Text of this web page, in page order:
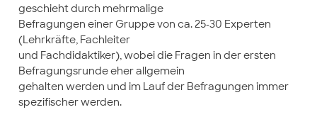
geschieht durch mehrmalige
Befragungen einer Gruppe von ca. 25-30 Experten
(Lehrkräfte, Fachleiter
und Fachdidaktiker), wobei die Fragen in der ersten
Befragungsrunde eher allgemein
gehalten werden und im Lauf der Befragungen immer
spezifischer werden.